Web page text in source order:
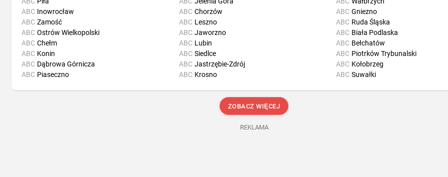
ABC Inowrocław
ABC Zamość
ABC Ostrów Wielkopolski
ABC Chorzów
ABC Leszno
ABC Jaworzno
ABC Gniezno
ABC Ruda Śląska
ABC Biała Podlaska
ABC Chełm
ABC Konin
ABC Dąbrowa Górnicza
ABC Piaseczno
ABC Lubin
ABC Siedlce
ABC Jastrzębie-Zdrój
ABC Krosno
ABC Bełchatów
ABC Piotrków Trybunalski
ABC Kołobrzeg
ABC Suwałki
ZOBACZ WIĘCEJ
REKLAMA